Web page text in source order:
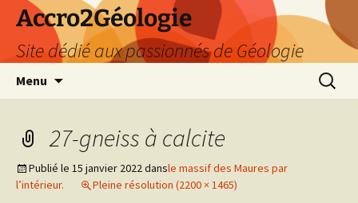
Accro2Géologie
Site dédié aux passionnés de Géologie
Menu
27-gneiss à calcite
Publié le 15 janvier 2022dansle massif des Maures par
l’intérieur.
Pleine résolution (2200 × 1465)